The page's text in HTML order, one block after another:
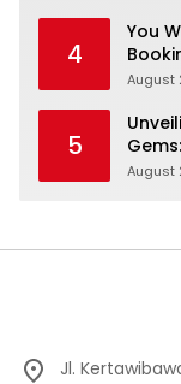
4
You
August
5
and
August
Jl.